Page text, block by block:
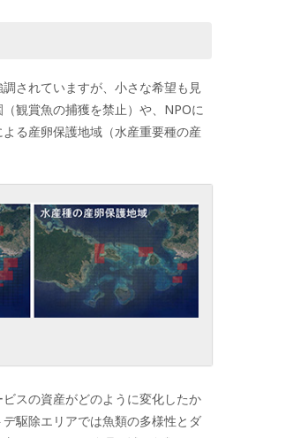
されていますが、小さな希望も見
観賞魚の捕獲を禁止）や、NPOに
る産卵保護地域（水産重要種の産
スの資産がどのように変化したか
駆除エリアでは魚類の多様性とダ